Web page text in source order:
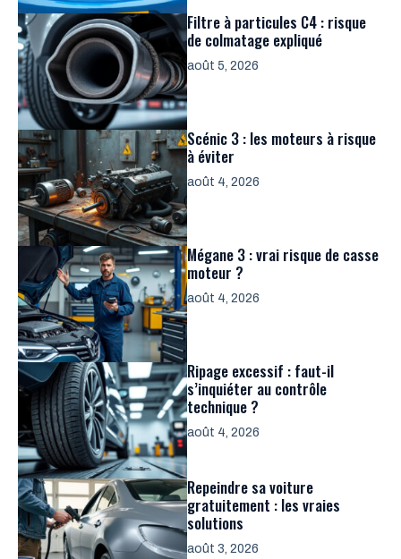
Filtre à particules C4 : risque
de colmatage expliqué
août 5, 2026
Scénic 3 : les moteurs à risque
à éviter
août 4, 2026
Mégane 3 : vrai risque de casse
moteur ?
août 4, 2026
Ripage excessif : faut-il
s’inquiéter au contrôle
technique ?
août 4, 2026
Repeindre sa voiture
gratuitement : les vraies
solutions
août 3, 2026